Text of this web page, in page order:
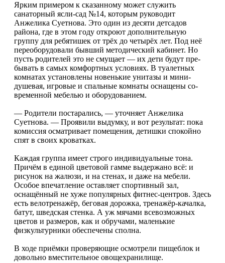
Ярким примером к сказанному может служить
санаторный ясли-сад №14, которым руководит
Анжелика Суетнова. Это один из десяти детсадов
района, где в этом году откроют дополнительную
группу для ребятишек от трёх до четырёх лет. Под неё
переоборудовали бывший методический кабинет. Но
пусть родителей это не смущает — их дети будут пре­
бывать в самых комфортных условиях. В туалетных
комнатах установлены новенькие унитазы и мини-
душевая, игровые и спальные комнаты оснащены со­
временной мебелью и оборудованием.
— Родители постарались, — уточняет Анжелика
Суетнова. — Проявили выдумку, и вот результат: пока
комиссия осматривает помещения, детишки спокойно
спят в своих кроватках.
Каждая группа имеет строго индивидуальные тона.
Причём в единой цветовой гамме выдержано всё: и
рисунок на жалюзи, и на стенах, и даже на мебели.
Особое впечатление оставляет спортивный зал,
оснащённый не хуже популярных фитнес-центров. Здесь
есть велотренажёр, беговая дорожка, тренажёр-качалка,
батут, шведская стенка. А уж мячами всевозможных
цветов и размеров, как и обручами, маленькие
физкультурники обеспечены сполна.
В ходе приёмки проверяющие осмотрели пищеблок и
довольно вместительное овощехранилище.